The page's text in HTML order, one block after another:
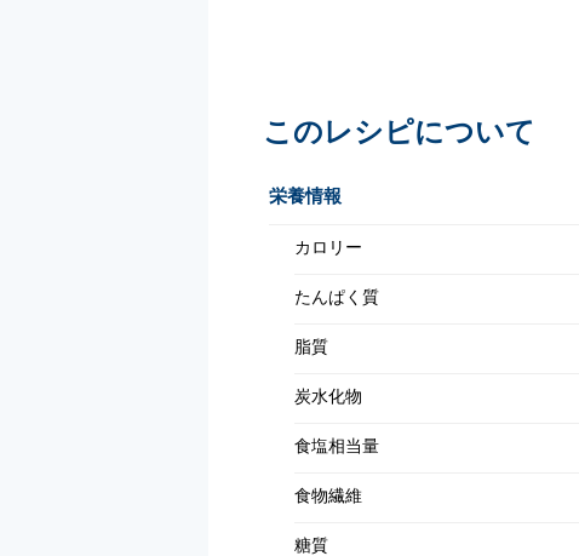
このレシピについて
栄養情報
カロリー
たんぱく質
脂質
炭水化物
食塩相当量
食物繊維
糖質